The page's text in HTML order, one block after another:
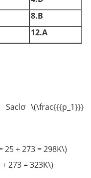
8.B
12.A
\(\frac{{{p_1}}}
25 + 273 = 298K\)
273 = 323K\)